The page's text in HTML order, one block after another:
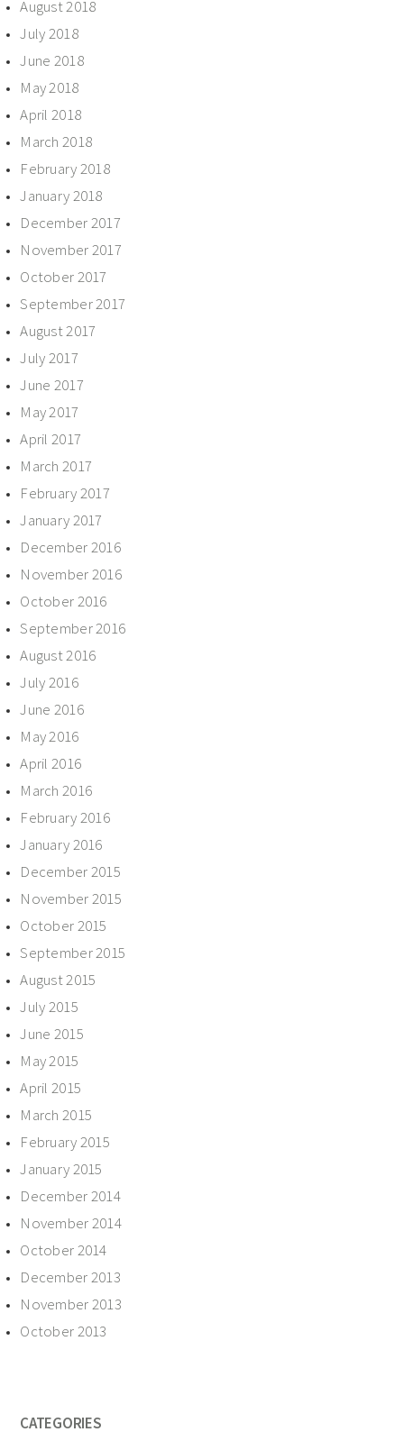
August 2018
July 2018
June 2018
May 2018
April 2018
March 2018
February 2018
January 2018
December 2017
November 2017
October 2017
September 2017
August 2017
July 2017
June 2017
May 2017
April 2017
March 2017
February 2017
January 2017
December 2016
November 2016
October 2016
September 2016
August 2016
July 2016
June 2016
May 2016
April 2016
March 2016
February 2016
January 2016
December 2015
November 2015
October 2015
September 2015
August 2015
July 2015
June 2015
May 2015
April 2015
March 2015
February 2015
January 2015
December 2014
November 2014
October 2014
December 2013
November 2013
October 2013
CATEGORIES